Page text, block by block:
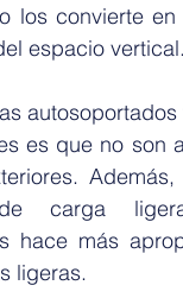
los convierte
espacio vertical.
es que no son
carga
hace más
ligeras.